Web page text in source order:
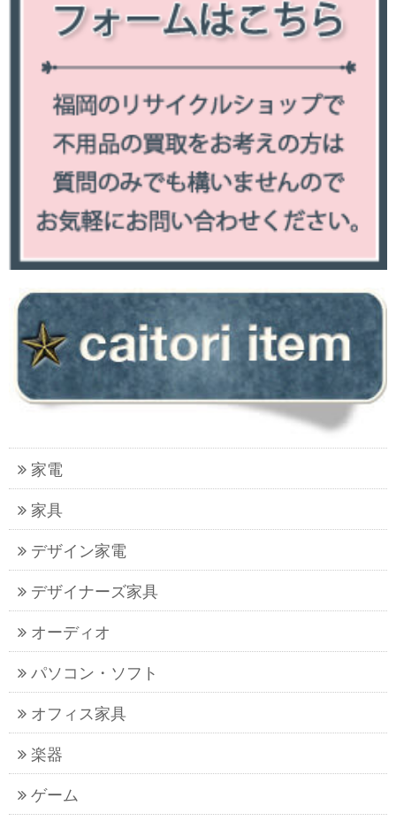
家電
家具
デザイン家電
デザイナーズ家具
オーディオ
パソコン・ソフト
オフィス家具
楽器
ゲーム